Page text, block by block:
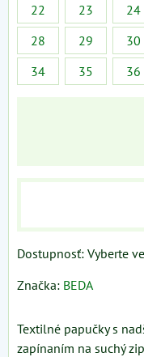
22 23 24
28
29 30
34
35 36
Dostupnosť: Vyberte
Značka: BEDA
Textilné papučky s
zapínaním na suchý